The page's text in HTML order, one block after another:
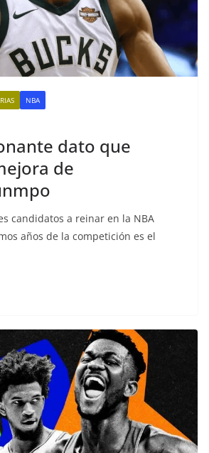
NBA
dato que
de
candidatos a reinar en la NBA
años de la competición es el